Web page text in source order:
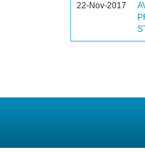
22-Nov-2017